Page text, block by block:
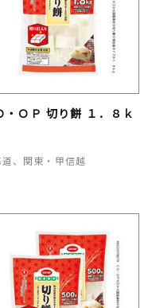
・ＯＰ 切り餅 １．８ｋ
、関東・甲信越